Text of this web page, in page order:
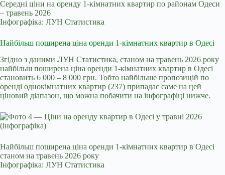
Середні ціни на оренду 1-кімнатних квартир по районам Одеси
– травень 2026
Інфографіка: ЛУН Статистика
Найбільш поширена ціна оренди 1-кімнатних квартир в Одесі
Згідно з даними ЛУН Статистика, станом на травень 2026 року
найбільш поширена ціна оренди 1‑кімнатних квартир в Одесі
становить 6 000 – 8 000 грн. Тобто найбільше пропозицій по
оренді однокімнатних квартир (237) припадає саме на цей
ціновий діапазон, що можна побачити на інфографіці нижче.
Найбільш поширена ціна оренди 1-кімнатних квартир в Одесі
станом на травень 2026 року
Інфографіка: ЛУН Статистика